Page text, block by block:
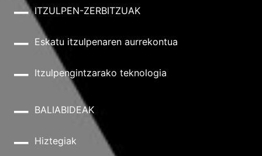
ITZULPEN-ZERBITZUAK
Eskatu itzulpenaren aurrekontua
Itzulpengintzarako teknologia
BALIABIDEAK
Hiztegiak